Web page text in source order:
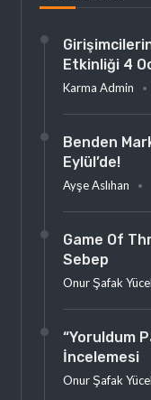
Etkinliği 4
Karma Admin
Benden
Eylül’de!
Ayşe Aslıhan
Game Of
Sebep
Onur Şafak Yücel
“Yoruldum
İncelemesi
Onur Şafak Yücel